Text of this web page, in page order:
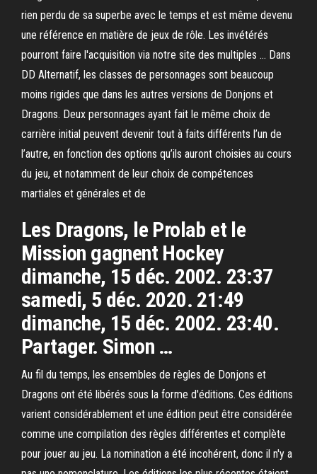
rien perdu de sa superbe avec le temps et est même devenu
une référence en matière de jeux de rôle. Les invétérés
pourront faire l'acquisition via notre site des multiples … Dans
DD Alternatif, les classes de personnages sont beaucoup
moins rigides que dans les autres versions de Donjons et
Dragons. Deux personnages ayant fait le même choix de
carrière initial peuvent devenir tout à faits différents l’un de
l’autre, en fonction des options qu’ils auront choisies au cours
du jeu, et notamment de leur choix de compétences
martiales et générales et de
Les Dragons, le Prolab et le
Mission gagnent Hockey
dimanche, 15 déc. 2002. 23:37
samedi, 5 déc. 2020. 21:49
dimanche, 15 déc. 2002. 23:40.
Partager. Simon …
Au fil du temps, les ensembles de règles de Donjons et
Dragons ont été libérés sous la forme d'éditions. Ces éditions
varient considérablement et une édition peut être considérée
comme une compilation des règles différentes et complète
pour jouer au jeu. La nomination a été incohérent, donc il n'y a